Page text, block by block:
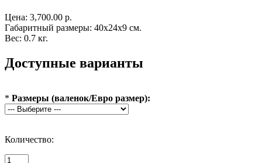
Цена: 3,700.00 р.
Габаритный размеры: 40x24x9 см.
Вес: 0.7 кг.
Доступные варианты
* Размеры (валенок/Евро размер):
Количество: